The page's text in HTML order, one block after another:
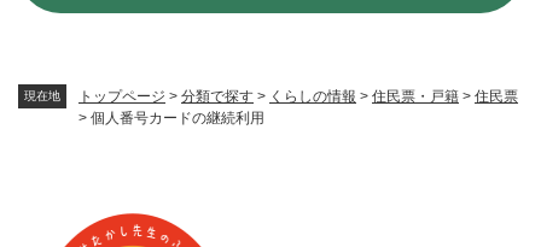
現在地 トップページ > 分類で探す > くらしの情報 > 住民票・戸籍 > 住民票
> 個人番号カードの継続利用